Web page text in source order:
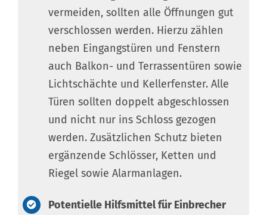
vermeiden, sollten alle Öffnungen gut
verschlossen werden. Hierzu zählen
neben Eingangstüren und Fenstern
auch Balkon- und Terrassentüren sowie
Lichtschächte und Kellerfenster. Alle
Türen sollten doppelt abgeschlossen
und nicht nur ins Schloss gezogen
werden. Zusätzlichen Schutz bieten
ergänzende Schlösser, Ketten und
Riegel sowie Alarmanlagen.
Potentielle Hilfsmittel für Einbrecher